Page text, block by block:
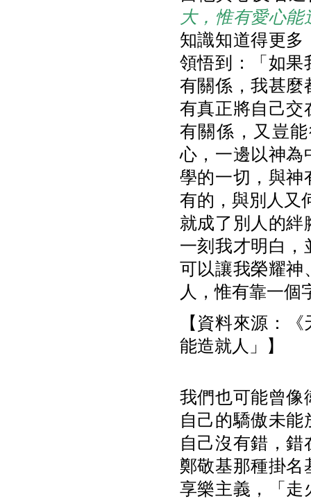
大，惟有愛心能
知識知道得更多
領悟到：「如果
有關係，我甚麼
有真正將自己交
有關係，又豈
心，一邊以神為
學的一切，與神
有的，與別人又
就成了別人的絆
一刻我才明白，
可以讓我榮耀神
人，惟有靠一
【資料來源：
能造就人」】
我們也可能曾像
自己的驕傲未
自己沒有錯，
鄭敬基那種掛名
享樂主義，「走